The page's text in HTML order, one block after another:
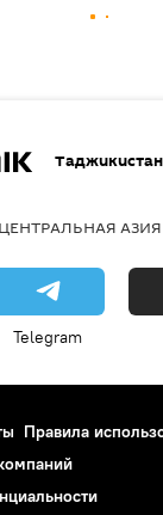
Таджикистан
ЦЕНТРАЛЬНАЯ АЗИЯ
Telegram
Правила